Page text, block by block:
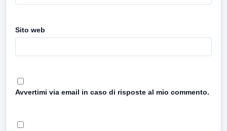
Sito web
Avvertimi via email in caso di risposte al mio commento.